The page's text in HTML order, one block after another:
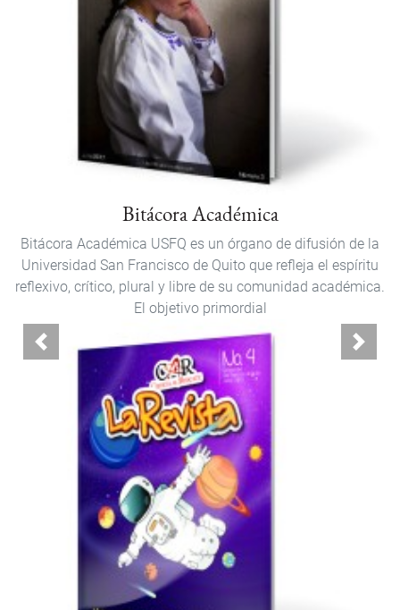
Bitácora Académica
Bitácora Académica USFQ es un órgano de difusión de la
Universidad San Francisco de Quito que refleja el espíritu
reflexivo, crítico, plural y libre de su comunidad académica.
El objetivo primordial
Anterior